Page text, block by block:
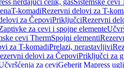
nerđajući čelik, gasSistemske cevi
T-komadiRezervni delovi za T-
za ČepoviPriključciRezervni
za cevi i spojne elemente
cevi ThermSpojni elementi
za T-komadiPrelazi, nerastavljivi
delovi za ČepoviPriključci za
za ceviGeberit Mapress